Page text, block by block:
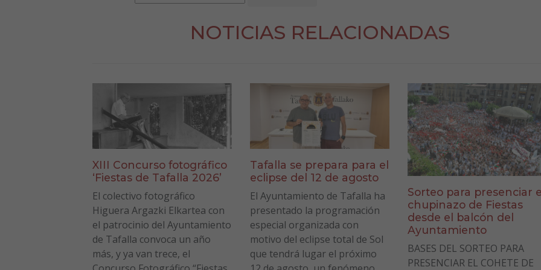
NOTICIAS RELACIONADAS
XIII Concurso fotográfico
‘Fiestas de Tafalla 2026’
El colectivo fotográfico
Higuera Argazki Elkartea con
el patrocinio del Ayuntamiento
de Tafalla convoca un año
más, y ya van trece, el
Tafalla se prepara para el
eclipse del 12 de agosto
El Ayuntamiento de Tafalla ha
presentado la programación
especial organizada con
motivo del eclipse total de Sol
que tendrá lugar el próximo
Sorteo para presenciar
chupinazo de Fiestas
desde el balcón del
Ayuntamiento
BASES DEL SORTEO PARA
PRESENCIAR EL COHETE DE